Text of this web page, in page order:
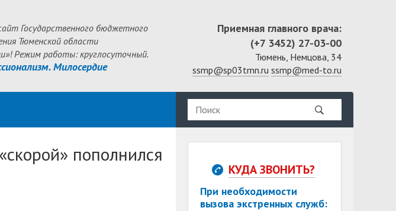
Государственного бюджетного
Тюменской области
Режим работы: круглосуточный.
Милосердие
Приемная главного врача:
(+7 3452) 27-03-00
Тюмень, Немцова, 34
ssmp@sp03tmn.ru ssmp@med-to.ru
пополнился
КУДА ЗВОНИТЬ?
При необходимости
вызова экстренных служб: